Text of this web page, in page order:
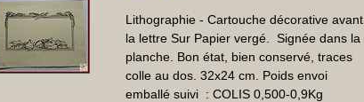
Lithographie - Cartouche décorative avant
la lettre Sur Papier vergé.  Signée dans la
planche. Bon état, bien conservé, traces
colle au dos. 32x24 cm. Poids envoi
emballé suivi  : COLIS 0,500-0,9Kg